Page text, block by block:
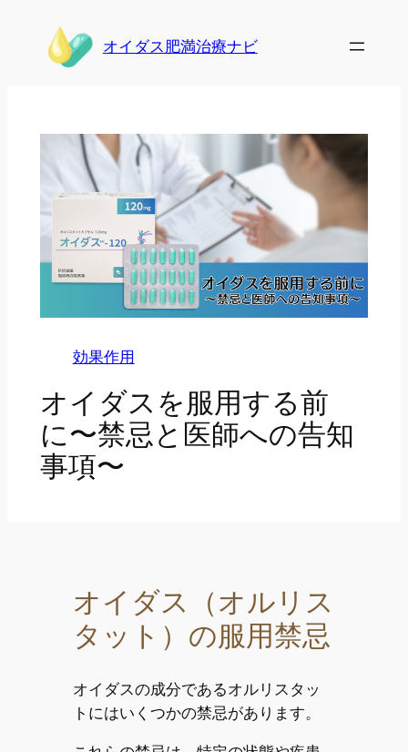
オイダス肥満治療ナビ
効果作用
オイダスを服用する前
に〜禁忌と医師への告知
事項〜
オイダス（オルリス
タット）の服用禁忌
オイダスの成分であるオルリスタッ
トにはいくつかの禁忌があります。